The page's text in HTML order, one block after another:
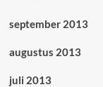
september 2013
augustus 2013
juli 2013